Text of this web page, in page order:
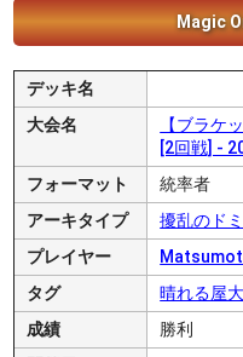
Magic
デッキ名
大会名
【ブラケ
[2回戦] -
フォーマット
統率者
アーキタイプ
擾乱のド
プレイヤー
タグ
晴れる屋
成績
勝利